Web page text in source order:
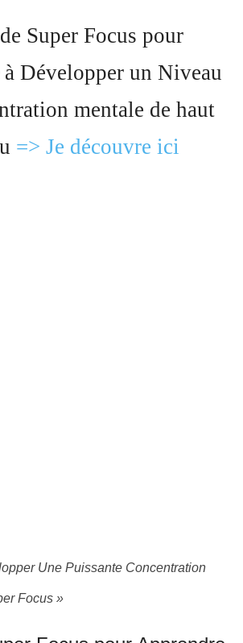
Super Focus pour
Développer un Niveau
mentale de haut
=> Je découvre ici
Une Puissante Concentration
Focus »